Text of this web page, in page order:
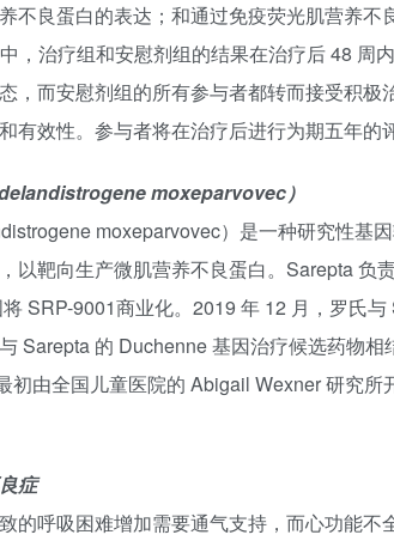
不良蛋白的表达；和通过免疫荧光肌营养
，治疗组和安慰剂组的结果在治疗后 48 周
，而安慰剂组的所有参与者都转而接受积极
有效性。参与者将在治疗后进行为期五年的
moxeparvovec）
moxeparvovec）是一种研究性基
以靶向生产微肌营养不良蛋白。Sarepta 负
SRP-9001商业化。2019 年 12 月，罗氏
Sarepta 的 Duchenne 基因治疗候选药物
初由全国儿童医院的 Abigail Wexner 研究
症
的呼吸困难增加需要通气支持，而心功能